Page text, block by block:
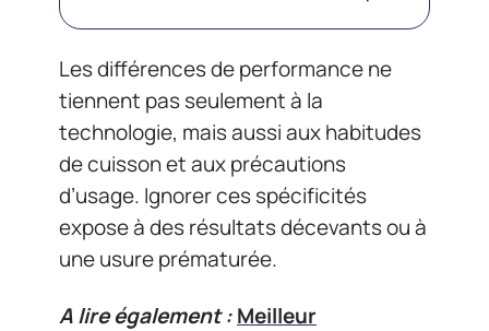
Les différences de performance ne
tiennent pas seulement à la
technologie, mais aussi aux habitudes
de cuisson et aux précautions
d’usage. Ignorer ces spécificités
expose à des résultats décevants ou à
une usure prématurée.
A lire également :Meilleur